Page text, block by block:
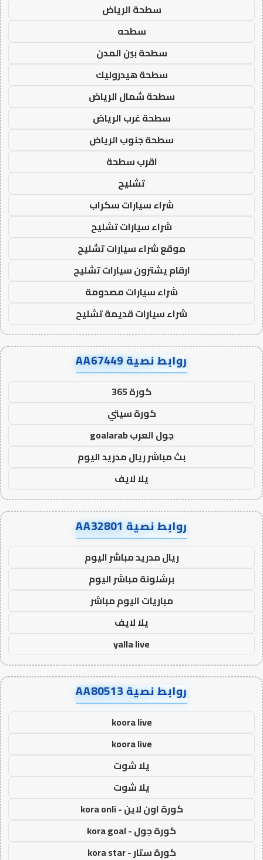
سطحة الرياض
سطحه
سطحة بين المدن
سطحة هيدروليك
سطحة شمال الرياض
سطحة غرب الرياض
سطحة جنوب الرياض
اقرب سطحة
تشليح
شراء سيارات سكراب
شراء سيارات تشليح
موقع شراء سيارات تشليح
ارقام يشترون سيارات تشليح
شراء سيارات مصدومة
شراء سيارات قديمة تشليح
روابط نصية AA67449
كورة 365
كورة سيتي
جول العرب goalarab
بث مباشر ريال مدريد اليوم
يلا لايف
روابط نصية AA32801
ريال مدريد مباشر اليوم
برشلونة مباشر اليوم
مباريات اليوم مباشر
يلا لايف
yalla live
روابط نصية AA80513
koora live
koora live
يلا شوت
يلا شوت
كورة اون لاين - kora onli
كورة جول - kora goal
كورة ستار - kora star